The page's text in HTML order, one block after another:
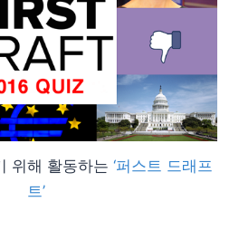
위해 활동하는 ‘퍼스트 드래프
트’